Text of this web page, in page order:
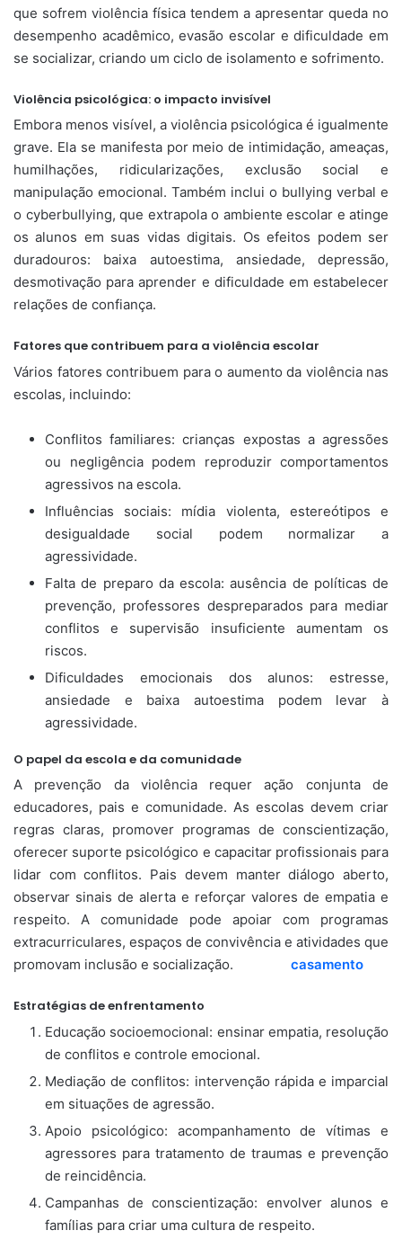
que sofrem violência física tendem a apresentar queda no
desempenho acadêmico, evasão escolar e dificuldade em
se socializar, criando um ciclo de isolamento e sofrimento.
Violência psicológica: o impacto invisível
Embora menos visível, a violência psicológica é igualmente
grave. Ela se manifesta por meio de intimidação, ameaças,
humilhações, ridicularizações, exclusão social e
manipulação emocional. Também inclui o bullying verbal e
o cyberbullying, que extrapola o ambiente escolar e atinge
os alunos em suas vidas digitais. Os efeitos podem ser
duradouros: baixa autoestima, ansiedade, depressão,
desmotivação para aprender e dificuldade em estabelecer
relações de confiança.
Fatores que contribuem para a violência escolar
Vários fatores contribuem para o aumento da violência nas
escolas, incluindo:
Conflitos familiares: crianças expostas a agressões
ou negligência podem reproduzir comportamentos
agressivos na escola.
Influências sociais: mídia violenta, estereótipos e
desigualdade social podem normalizar a
agressividade.
Falta de preparo da escola: ausência de políticas de
prevenção, professores despreparados para mediar
conflitos e supervisão insuficiente aumentam os
riscos.
Dificuldades emocionais dos alunos: estresse,
ansiedade e baixa autoestima podem levar à
agressividade.
O papel da escola e da comunidade
A prevenção da violência requer ação conjunta de
educadores, pais e comunidade. As escolas devem criar
regras claras, promover programas de conscientização,
oferecer suporte psicológico e capacitar profissionais para
lidar com conflitos. Pais devem manter diálogo aberto,
observar sinais de alerta e reforçar valores de empatia e
respeito. A comunidade pode apoiar com programas
extracurriculares, espaços de convivência e atividades que
promovam inclusão e socialização. casamento
Estratégias de enfrentamento
Educação socioemocional: ensinar empatia, resolução
de conflitos e controle emocional.
Mediação de conflitos: intervenção rápida e imparcial
em situações de agressão.
Apoio psicológico: acompanhamento de vítimas e
agressores para tratamento de traumas e prevenção
de reincidência.
Campanhas de conscientização: envolver alunos e
famílias para criar uma cultura de respeito.